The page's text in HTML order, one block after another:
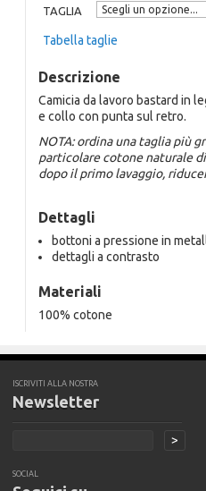
TAGLIA
Tabella taglie
Descrizione
Camicia da lavoro bastard in
e collo con punta sul retro.
NOTA: ordina una taglia più
particolare cotone naturale
dopo il primo lavaggio,
Dettagli
bottoni a pressione in
dettagli a contrasto
Materiali
100% cotone
ISCRIVITI ALLA NOSTRA
Newsletter
>
SOCIAL